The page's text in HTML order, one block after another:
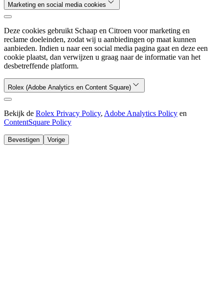
Marketing en social media cookies
Deze cookies gebruikt Schaap en Citroen voor marketing en
reclame doeleinden, zodat wij u aanbiedingen op maat kunnen
aanbieden. Indien u naar een social media pagina gaat en deze een
cookie plaatst, dan verwijzen u graag naar de informatie van het
desbetreffende platform.
Rolex (Adobe Analytics en Content Square)
Bekijk de Rolex Privacy Policy, Adobe Analytics Policy en
ContentSquare Policy
Bevestigen Vorige